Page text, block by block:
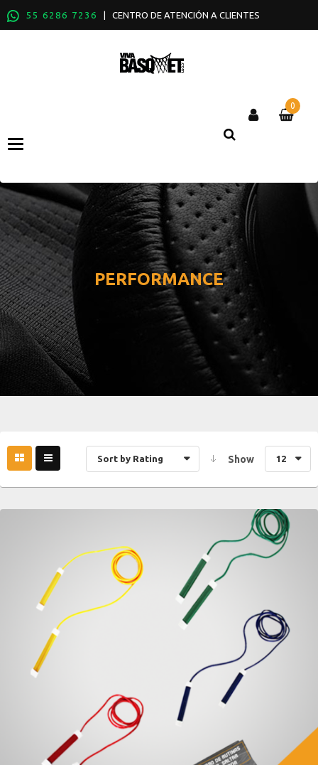
55 6286 7236 | CENTRO DE ATENCIÓN A CLIENTES
Categories
0
PERFORMANCE
Sort by Rating Show 12